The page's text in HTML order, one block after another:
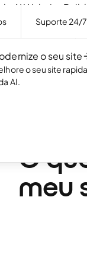
Suporte 24/7
AI Website
o seu próprio
o seu site
o seu site
AI.
O
meu